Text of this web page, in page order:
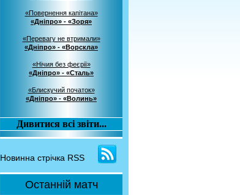
«Повернення капітана»
«Дніпро» - «Зоря»
«Перевагу не втримали»
«Дніпро» - «Ворскла»
«Нічия без феєрії»
«Дніпро» - «Сталь»
«Блискучий початок»
«Дніпро» - «Волинь»
Дивитися всі звіти...
Новинна стрічка RSS
Останній матч